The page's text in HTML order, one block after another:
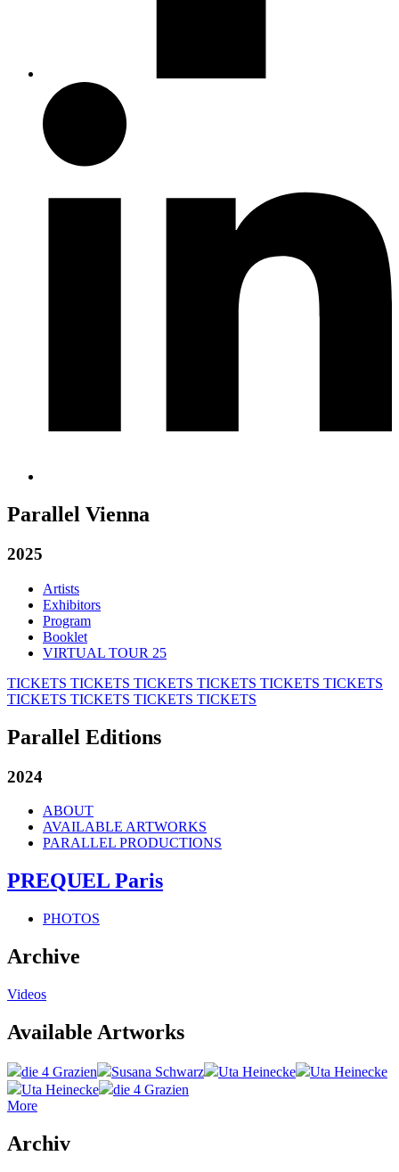
Parallel Vienna
2025
Artists
Exhibitors
Program
Booklet
VIRTUAL TOUR 25
TICKETS TICKETS TICKETS TICKETS TICKETS TICKETS
TICKETS TICKETS TICKETS TICKETS
Parallel Editions
2024
ABOUT
AVAILABLE ARTWORKS
PARALLEL PRODUCTIONS
PREQUEL Paris
PHOTOS
Archive
Videos
Available Artworks
die 4 Grazien Susana Schwarz Uta Heinecke
Uta Heinecke
Uta Heinecke
die 4 Grazien
More
Archiv